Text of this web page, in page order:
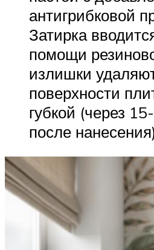
антигрибковой
Затирка
помощи
излишки
поверхности
губкой (через
после